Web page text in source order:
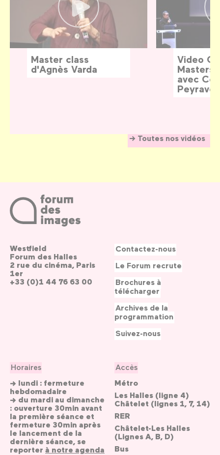
Toutes nos vidéos
Master class
d'Agnès Varda
Video
avec
Westfield
Forum des Halles
2 rue du cinéma, Paris
1er
+33 (0)1 44 76 63 00
Horaires
→ lundi : fermeture
hebdomadaire
→ du mardi au dimanche
: ouverture 30min avant
la première séance et
fermeture 30min après
le lancement de la
dernière séance, se
reporter à notre agenda
Accès
Métro
Les Halles (ligne 4)
Châtelet (lignes 1, 7, 14)
RER
Châtelet-Les Halles
(Lignes A, B, D)
Bus
Contactez-nous
Le Forum recrute
Brochures à
télécharger
Archives de la
programmation
Suivez-nous